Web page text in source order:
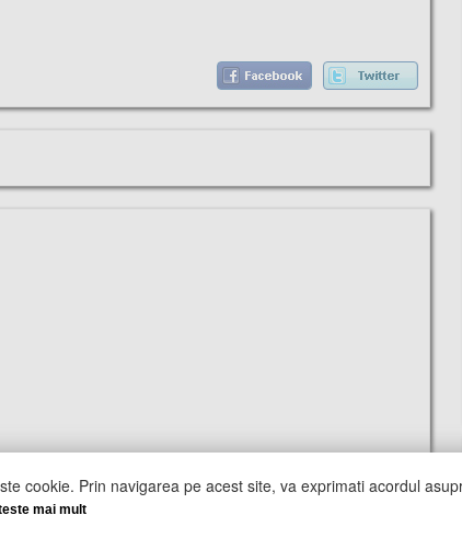
cookie. Prin navigarea pe acest site, va exprimati acordul
mai mult